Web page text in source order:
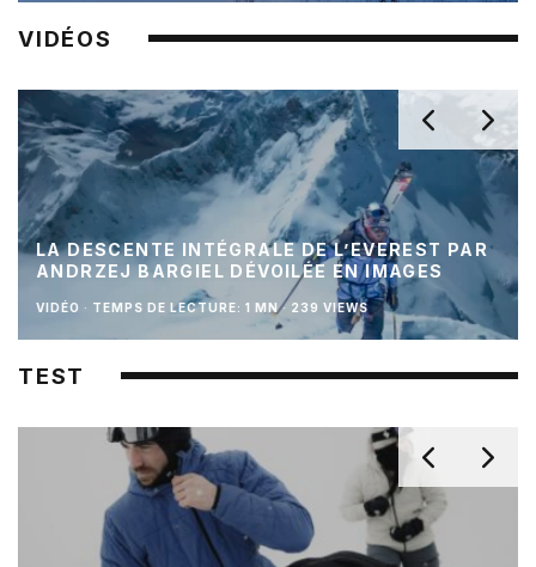
VIDÉOS
LA DESCENTE INTÉGRALE DE L’EVEREST PAR
ANDRZEJ BARGIEL DÉVOILÉE EN IMAGES
VIDÉO · TEMPS DE LECTURE: 1 MN · 239 VIEWS
TEST